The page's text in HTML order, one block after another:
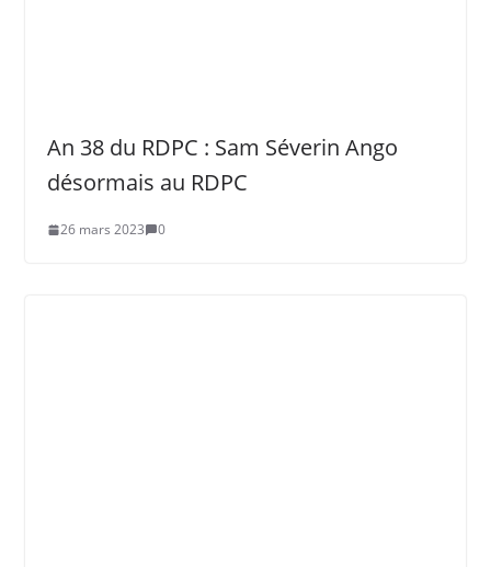
An 38 du RDPC : Sam Séverin Ango
désormais au RDPC
26 mars 2023 0